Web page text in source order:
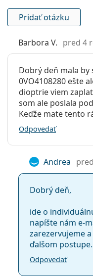
Ide o zdravotnícku
prečítajte pokyny.
Flexi pánt:
Príslušenstvo
Puzdro:
handrička:
Áno
Ostatné
Značka:
Kód:
Pridať otázku
Barbora V. pred 4
Dobrý deň mala
0VO4108280 ešte
dioptrie viem
som ale poslala
Keďže mate tento
Odpovedať
Andrea
Dobrý deň,
ide o
napíšte nám e-
zarezervujeme
ďalšom
Odpovedať